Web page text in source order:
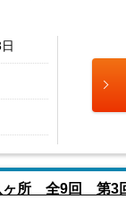
所 全9回 第3